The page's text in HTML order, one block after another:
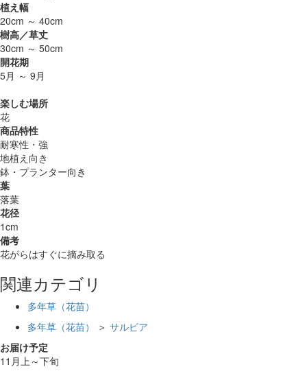
植え幅
20cm ～ 40cm
樹高／草丈
30cm ～ 50cm
開花期
5月 ～ 9月
楽しむ場所
花
商品特性
耐寒性・強
地植え向き
鉢・プランター向き
葉
落葉
花径
1cm
備考
花がらはすぐに摘み取る
関連カテゴリ
多年草（花苗）
多年草（花苗）
＞ サルビア
お届け予定
11月上～下旬